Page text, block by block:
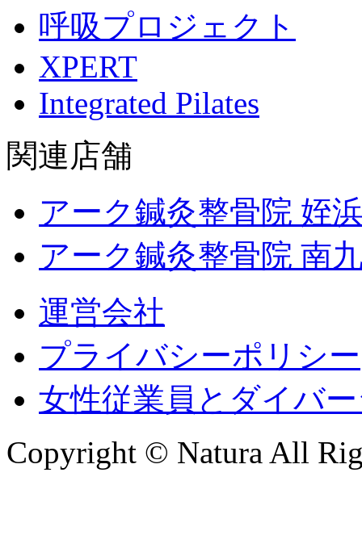
呼吸プロジェクト
XPERT
Integrated Pilates
関連店舗
アーク鍼灸整骨院 姪
アーク鍼灸整骨院 南
運営会社
プライバシーポリシー
女性従業員とダイバ
Copyright © Natura All